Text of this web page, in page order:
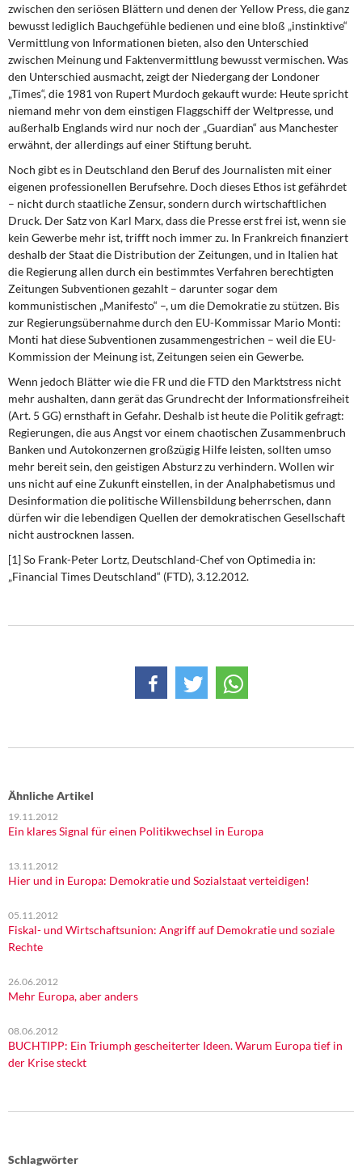
zwischen den seriösen Blättern und denen derYellow Press, die ganz
bewusst lediglich Bauchgefühle bedienen und eine bloß „instinktive“
Vermittlung von Informationen bieten, also den Unterschied
zwischen Meinung und Faktenvermittlung bewusst vermischen. Was
den Unterschied ausmacht, zeigt der Niedergang der Londoner
„Times“, die 1981 von Rupert Murdoch gekauft wurde: Heute spricht
niemand mehr von dem einstigen Flaggschiff der Weltpresse, und
außerhalb Englands wird nur noch der „Guardian“ aus Manchester
erwähnt, der allerdings auf einer Stiftung beruht.
Noch gibt es in Deutschland den Beruf des Journalisten mit einer
eigenen professionellen Berufsehre. Doch dieses Ethos ist gefährdet
– nicht durch staatliche Zensur, sondern durch wirtschaftlichen
Druck. Der Satz von Karl Marx, dass die Presse erst frei ist, wenn sie
kein Gewerbe mehr ist, trifft noch immer zu. In Frankreich finanziert
deshalb der Staat die Distribution der Zeitungen, und in Italien hat
die Regierung allen durch ein bestimmtes Verfahren berechtigten
Zeitungen Subventionen gezahlt – darunter sogar dem
kommunistischen „Manifesto“ –, um die Demokratie zu stützen. Bis
zur Regierungsübernahme durch den EU-Kommissar Mario Monti:
Monti hat diese Subventionen zusammengestrichen – weil die EU-
Kommission der Meinung ist, Zeitungen seien ein Gewerbe.
Wenn jedoch Blätter wie die FR und die FTD den Marktstress nicht
mehr aushalten, dann gerät das Grundrecht der Informationsfreiheit
(Art. 5 GG) ernsthaft in Gefahr. Deshalb ist heute die Politik gefragt:
Regierungen, die aus Angst vor einem chaotischen Zusammenbruch
Banken und Autokonzernen großzügig Hilfe leisten, sollten umso
mehr bereit sein, den geistigen Absturz zu verhindern. Wollen wir
uns nicht auf eine Zukunft einstellen, in der Analphabetismus und
Desinformation die politische Willensbildung beherrschen, dann
dürfen wir die lebendigen Quellen der demokratischen Gesellschaft
nicht austrocknen lassen.
[1] So Frank-Peter Lortz, Deutschland-Chef von Optimedia in:
„Financial Times Deutschland“ (FTD), 3.12.2012.
Ähnliche Artikel
19.11.2012
Ein klares Signal für einen Politikwechsel in Europa
13.11.2012
Hier und in Europa: Demokratie und Sozialstaat verteidigen!
05.11.2012
Fiskal- und Wirtschaftsunion: Angriff auf Demokratie und soziale
Rechte
26.06.2012
Mehr Europa, aber anders
08.06.2012
BUCHTIPP: Ein Triumph gescheiterter Ideen. Warum Europa tief in
der Krise steckt
Schlagwörter